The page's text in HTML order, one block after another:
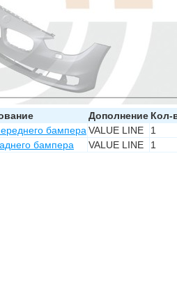
Дополнение Кол-
бампера VALUE LINE
1
бампера VALUE LINE 1